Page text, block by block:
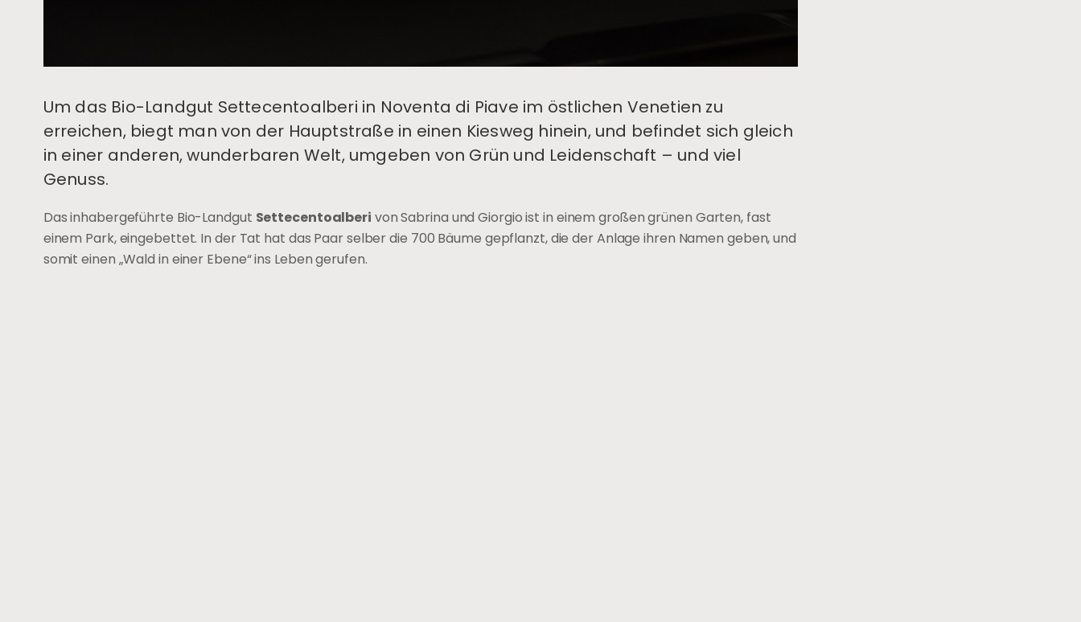
Um das Bio-Landgut Settecentoalberi in Noventa di Piave im östlichen Venetien zu
erreichen, biegt man von der Hauptstraße in einen Kiesweg hinein, und befindet sich gleich
in einer anderen, wunderbaren Welt, umgeben von Grün und Leidenschaft – und viel
Genuss.
Das inhabergeführte Bio-Landgut Settecentoalberi von Sabrina und Giorgio ist in einem großen grünen Garten, fast
einem Park, eingebettet. In der Tat hat das Paar selber die 700 Bäume gepflanzt, die der Anlage ihren Namen geben, und
somit einen „Wald in einer Ebene“ ins Leben gerufen.